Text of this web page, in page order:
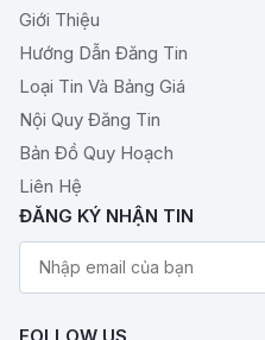
Giới Thiệu
Hướng Dẫn Đăng Tin
Loại Tin Và Bảng Giá
Nội Quy Đăng Tin
Bản Đồ Quy Hoạch
Liên Hệ
ĐĂNG KÝ NHẬN TIN